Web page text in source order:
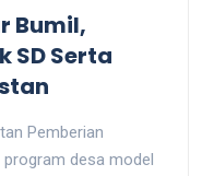
Bumil,
SD Serta
Pemberian
program desa model